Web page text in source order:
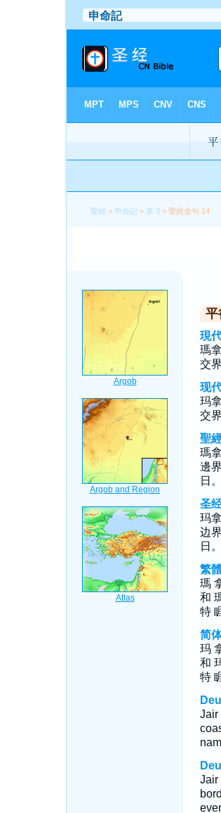
聖經 > 申命記 > 章 3 > 聖經金句 14
平
現
瑪
交
现
玛
交
聖
瑪
邊
日。
圣
玛
边
日。
繁
瑪
和
特
简
玛
和
特
Jair
Jair